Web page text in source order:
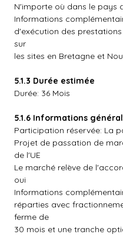
N'importe où dans le pays
Informations
d'exécution des
sur
les sites en Bretagne et
5.1.3 Durée estimée
Durée: 36 Mois
5.1.6 Informations
Participation réservée: La
Projet de passation de
de l'UE
Le marché relève de
oui
Informations
réparties avec
ferme de
30 mois et une tranche